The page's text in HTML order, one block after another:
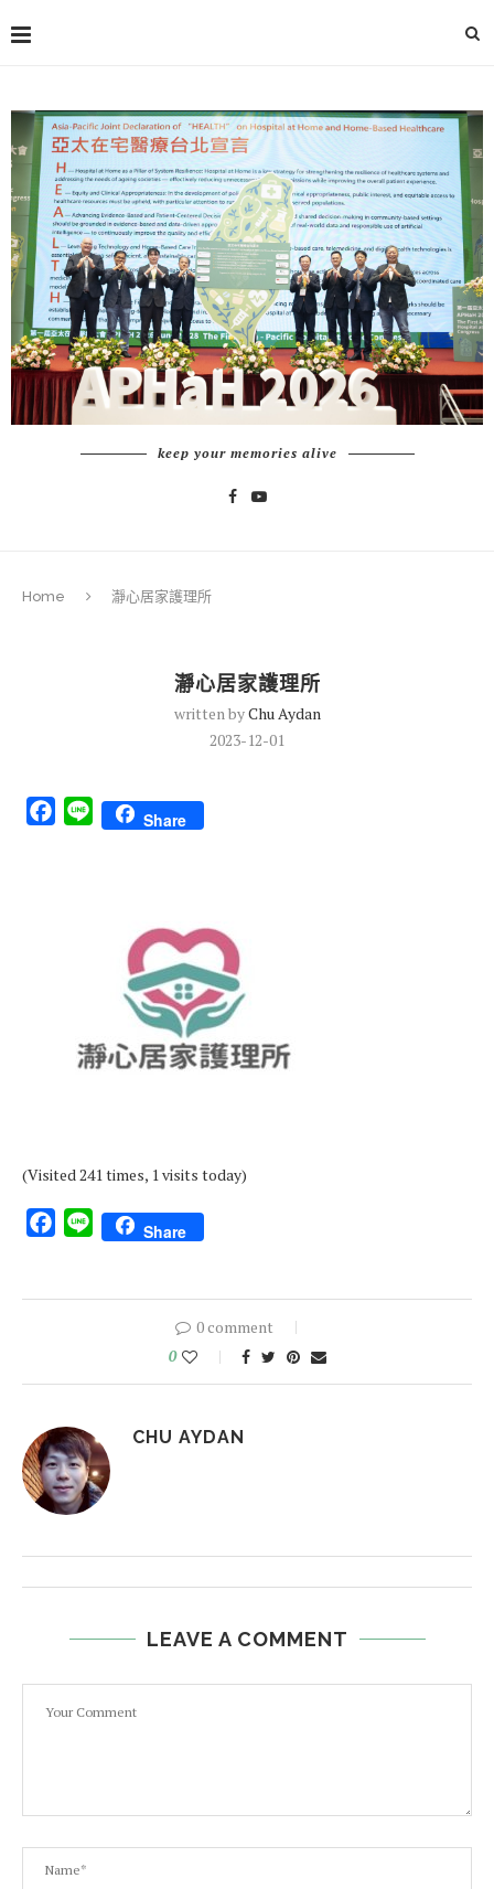
keep your memories alive
Home 瀞心居家護理所
瀞心居家護理所
written byChu Aydan
2023-12-01
Facebook
Line Share
(Visited 241 times, 1 visits today)
Facebook
Line Share
0 comment
0
CHU AYDAN
LEAVE A COMMENT